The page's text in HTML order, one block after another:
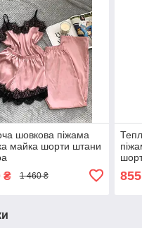
шовкова піжама
майка шорти штани
₴ 1 460 ₴ 855